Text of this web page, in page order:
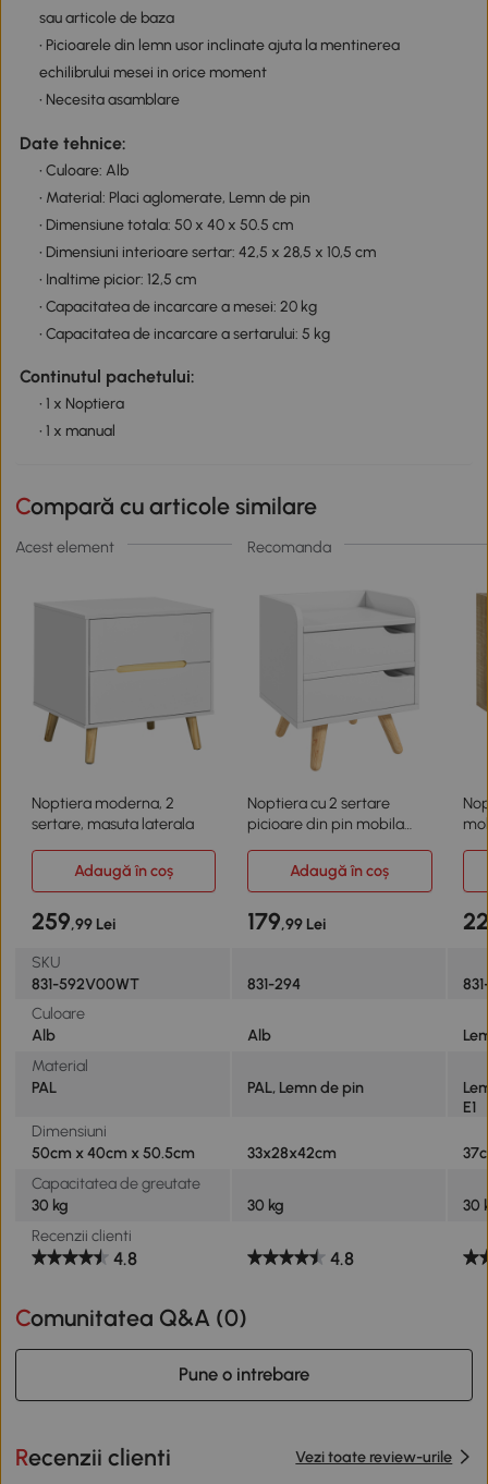
sau articole de baza
• Picioarele din lemn usor inclinate ajuta la mentinerea
echilibrului mesei in orice moment
• Necesita asamblare
Date tehnice:
• Culoare: Alb
• Material: Placi aglomerate, Lemn de pin
• Dimensiune totala: 50 x 40 x 50.5 cm
• Dimensiuni interioare sertar: 42,5 x 28,5 x 10,5 cm
• Inaltime picior: 12,5 cm
• Capacitatea de incarcare a mesei: 20 kg
• Capacitatea de incarcare a sertarului: 5 kg
Continutul pachetului:
• 1 x Noptiera
• 1 x manual
Compară cu articole similare
Acest element Recomanda
Noptiera moderna, 2
sertare, masuta laterala
Noptiera cu 2 sertare
picioare din pin mobila
Adaugă în coș Adaugă în coș
259,99 Lei 179,99 Lei
SKU
831-592V00WT
831-294
Culoare
Alb
Alb
Material
PAL
PAL, Lemn de pin
E1
Dimensiuni
50cm x 40cm x 50.5cm
33x28x42cm
Capacitatea de greutate
30 kg
30 kg
30
Recenzii clienti
4.8 4.8
Comunitatea Q&A (0)
Pune o intrebare
Recenzii clienti Vezi toate review-urile